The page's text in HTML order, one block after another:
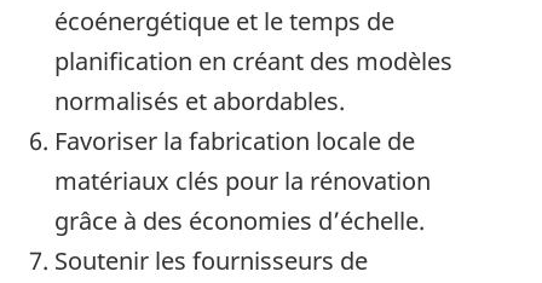
écoénergétique et le temps de
planification en créant des modèles
normalisés et abordables.
Favoriser la fabrication locale de
matériaux clés pour la rénovation
grâce à des économies d’échelle.
Soutenir les fournisseurs de